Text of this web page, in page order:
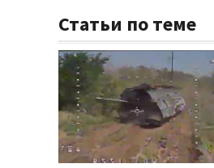
Статьи по теме